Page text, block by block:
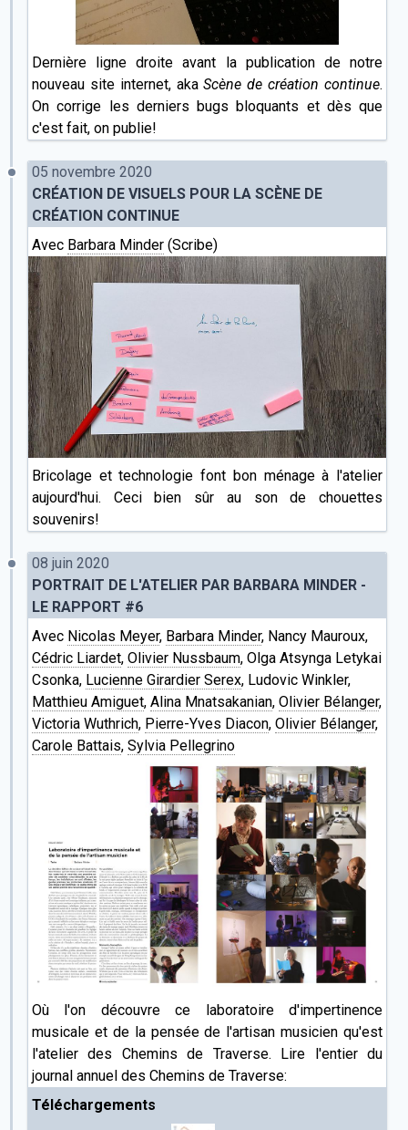
Dernière ligne droite avant la publication de notre
nouveau site internet, akaScène de création continue.
On corrige les derniers bugs bloquants et dès que
c'est fait, on publie!
05 novembre 2020
CRÉATION DE VISUELS POUR LA SCÈNE DE
CRÉATION CONTINUE
Avec Barbara Minder (Scribe)
Bricolage et technologie font bon ménage à l'atelier
aujourd'hui. Ceci bien sûr au son de chouettes
souvenirs!
08 juin 2020
PORTRAIT DE L'ATELIER PAR BARBARA MINDER -
LE RAPPORT #6
Avec Nicolas Meyer, Barbara Minder, Nancy Mauroux,
Cédric Liardet, Olivier Nussbaum, Olga Atsynga Letykai
Csonka, Lucienne Girardier Serex, Ludovic Winkler,
Matthieu Amiguet, Alina Mnatsakanian, Olivier Bélanger,
Victoria Wuthrich, Pierre-Yves Diacon, Olivier Bélanger,
Carole Battais, Sylvia Pellegrino
Où l'on découvre ce laboratoire d'impertinence
musicale et de la pensée de l'artisan musicien qu'est
l'atelier des Chemins de Traverse. Lire l'entier du
journal annuel des Chemins de Traverse:
Téléchargements